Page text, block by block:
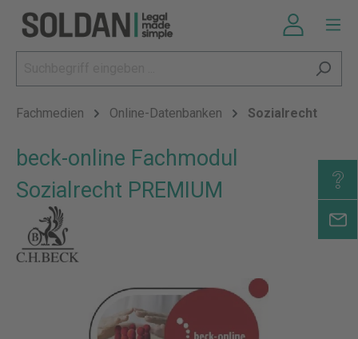
Fachmedien Online-Datenbanken Sozialrecht
beck-online Fachmodul
Sozialrecht PREMIUM